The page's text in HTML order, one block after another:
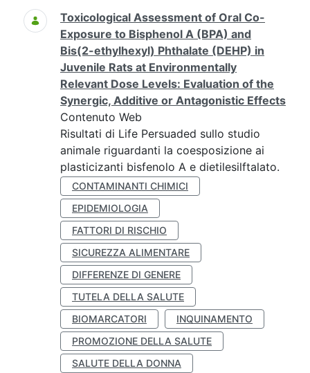
Toxicological Assessment of Oral Co-
Exposure to Bisphenol A (BPA) and
Bis(2-ethylhexyl) Phthalate (DEHP) in
Juvenile Rats at Environmentally
Relevant Dose Levels: Evaluation of the
Synergic, Additive or Antagonistic Effects
Contenuto Web
Risultati di Life Persuaded sullo studio
animale riguardanti la coesposizione ai
plasticizanti bisfenolo A e dietilesilftalato.
CONTAMINANTI CHIMICI
EPIDEMIOLOGIA
FATTORI DI RISCHIO
SICUREZZA ALIMENTARE
DIFFERENZE DI GENERE
TUTELA DELLA SALUTE
BIOMARCATORI
INQUINAMENTO
PROMOZIONE DELLA SALUTE
SALUTE DELLA DONNA